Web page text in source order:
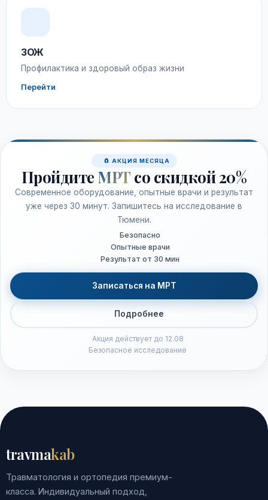
ЗОЖ
Профилактика и здоровый образ жизни
Перейти
🧲 АКЦИЯ МЕСЯЦА
Пройдите МРТ со скидкой 20%
Современное оборудование, опытные врачи и результат
уже через 30 минут. Запишитесь на исследование в
Тюмени.
Безопасно
Опытные врачи
Результат от 30 мин
Записаться на МРТ
Подробнее
Акция действует до 12.08
Безопасное исследование
travmakab
Травматология и ортопедия премиум-
класса. Индивидуальный подход,